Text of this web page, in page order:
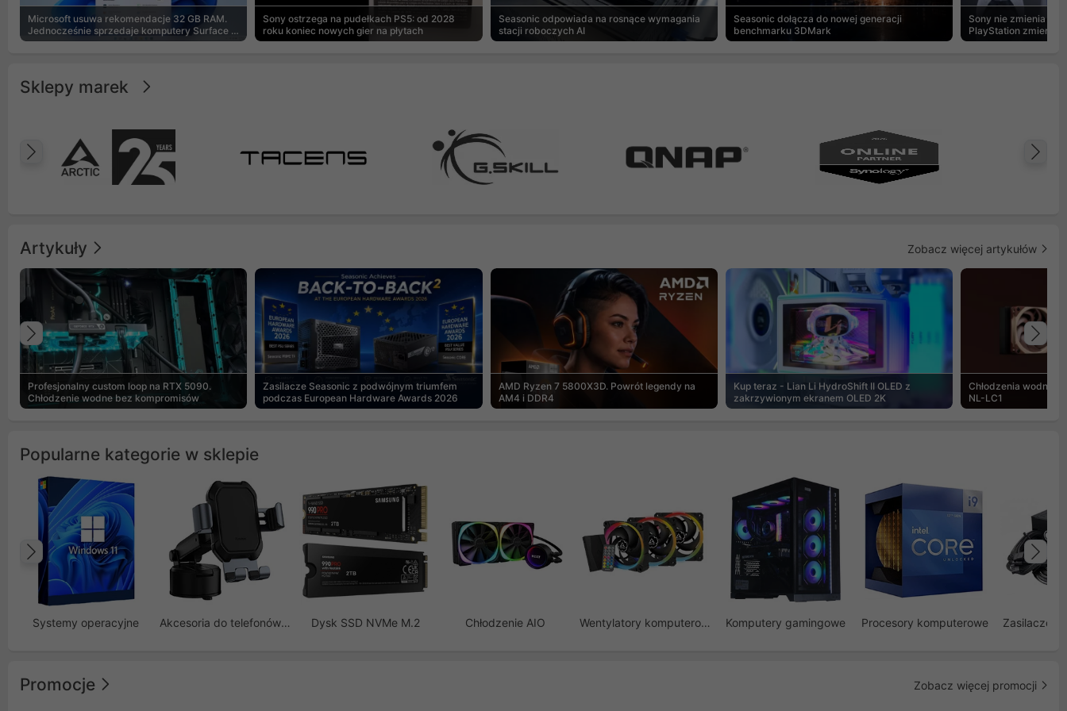
Microsoft usuwa rekomendacje 32 GB RAM.
Jednocześnie sprzedaje komputery Surface z
8 GB
Sony ostrzega na pudełkach PS5: od 2028
roku koniec nowych gier na płytach
Seasonic odpowiada na rosnące wymagania
stacji roboczych AI
Seasonic dołącza do nowej generacji
benchmarku 3DMark
Sony nie zmienia
PlayStation zmierza
cyfrowej
Sklepy marek
Poprzedni
Artykuły Zobacz więcej artykułów
Profesjonalny custom loop na RTX 5090.
Chłodzenie wodne bez kompromisów
Zasilacze Seasonic z podwójnym triumfem
podczas European Hardware Awards 2026
AMD Ryzen 7 5800X3D. Powrót legendy na
AM4 i DDR4
Kup teraz - Lian Li HydroShift II OLED z
zakrzywionym ekranem OLED 2K
Chłodzenia wodne
NL-LC1
Poprzedni
Popularne kategorie w sklepie
Systemy operacyjne Akcesoria do telefonów GSM Dysk SSD NVMe M.2 Chłodzenie AIO Wentylatory komputerowe Komputery gamingowe Procesory komputerowe Zasilacze
Poprzedni
Promocje Zobacz więcej promocji